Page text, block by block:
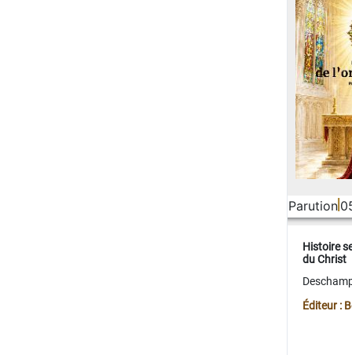
Parution
Histoire
du Christ
Éditeur :